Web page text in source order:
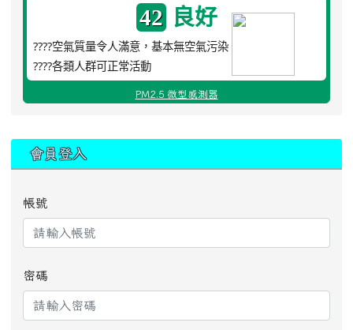
42 良好
????空氣質量令人滿意，基本無空氣污染
????各類人群可正常活動
PM2.5 微型感測器
會員登入
帳號
密碼